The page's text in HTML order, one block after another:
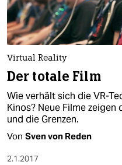
Virtual Reality
Der totale Film
Wie verhält sich die VR-
Kinos? Neue Filme
und die Grenzen.
Von Sven von Reden
2.1.2017